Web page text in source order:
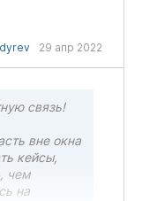
29 апр 2022
связь!
вне окна
кейсы,
чем
на